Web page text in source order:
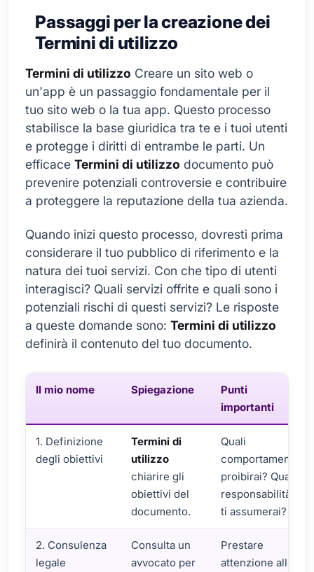
Passaggi per la creazione dei
Termini di utilizzo
Termini di utilizzo Creare un sito web o
un'app è un passaggio fondamentale per il
tuo sito web o la tua app. Questo processo
stabilisce la base giuridica tra te e i tuoi utenti
e protegge i diritti di entrambe le parti. Un
efficace Termini di utilizzo documento può
prevenire potenziali controversie e contribuire
a proteggere la reputazione della tua azienda.
Quando inizi questo processo, dovresti prima
considerare il tuo pubblico di riferimento e la
natura dei tuoi servizi. Con che tipo di utenti
interagisci? Quali servizi offrite e quali sono i
potenziali rischi di questi servizi? Le risposte
a queste domande sono: Termini di utilizzo
definirà il contenuto del tuo documento.
Il mio nome Spiegazione
Punti
importanti
1. Definizione
degli obiettivi
Termini di
utilizzo
chiarire gli
obiettivi del
documento.
Quali
comportamenti
proibirai? Quali
responsabilità
ti assumerai?
2. Consulenza
legale
Consulta un
avvocato per
Prestare
attenzione alle